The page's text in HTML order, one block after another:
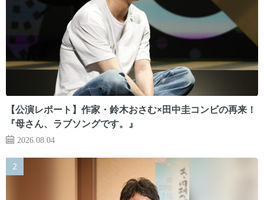
【公演レポート】作家・鈴木おさむ×田中圭コンビの再来！
『母さん、ラブソングです。』
2026.08.04